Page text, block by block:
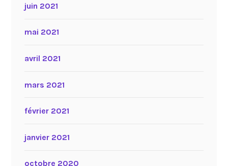
juin 2021
mai 2021
avril 2021
mars 2021
février 2021
janvier 2021
octobre 2020